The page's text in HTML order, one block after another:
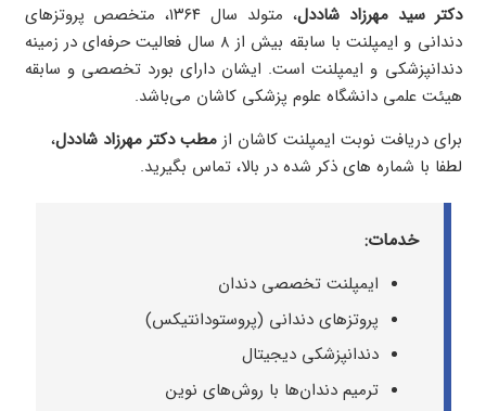
دکتر سید مهرزاد شاددل
، متولد سال ۱۳۶۴، متخصص پروتزهای
دندانی و ایمپلنت با سابقه بیش از ۸ سال فعالیت حرفه‌ای در زمینه
دندانپزشکی و ایمپلنت است. ایشان دارای بورد تخصصی و سابقه
هیئت علمی دانشگاه علوم پزشکی کاشان می‌باشد.
برای دریافت نوبت ایمپلنت کاشان ازمطب دکترمهرزاد شاددل،
لطفا با شماره های ذکر شده در بالا، تماس بگیرید.
خدمات:
ایمپلنت تخصصی دندان
پروتزهای دندانی (پروستودانتیکس)
دندانپزشکی دیجیتال
ترمیم دندان‌ها با روش‌های نوین